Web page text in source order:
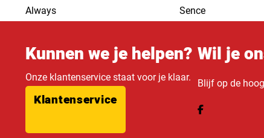
Always Sence
Kunnen we je helpen?
Onze klantenservice staat voor je klaar.
Klantenservice
Wil je
Blijf op de